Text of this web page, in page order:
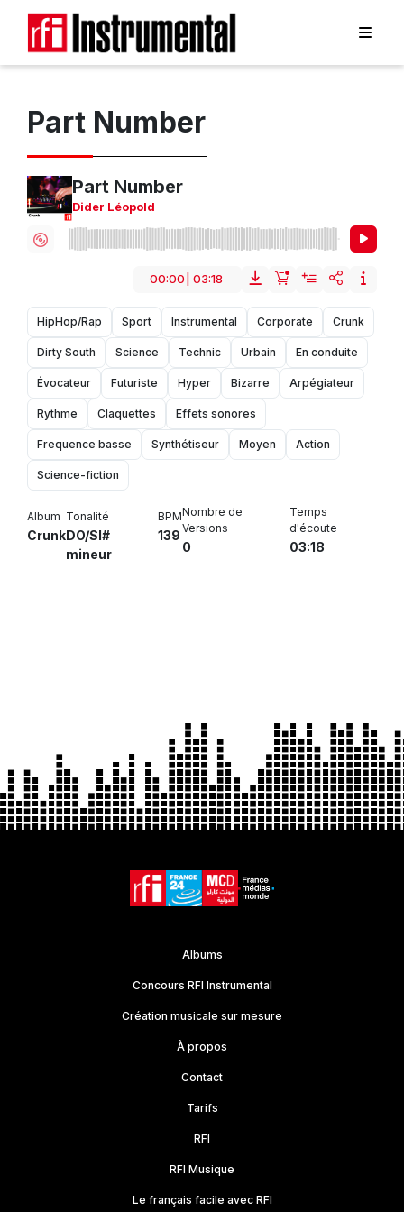
Part Number
Part Number
Dider Léopold
00:00 03:18
HipHop/Rap Sport Instrumental Corporate Crunk
Dirty South Science Technic Urbain En conduite
Évocateur Futuriste Hyper Bizarre Arpégiateur
Rythme Claquettes Effets sonores
Frequence basse Synthétiseur Moyen Action
Science-fiction
Album
Crunk
Tonalité
DO/SI#
mineur
BPM
139
Nombre de
Versions
0
Temps
d'écoute
03:18
Albums
Concours RFI Instrumental
Création musicale sur mesure
À propos
Contact
Tarifs
RFI
RFI Musique
Le français facile avec RFI